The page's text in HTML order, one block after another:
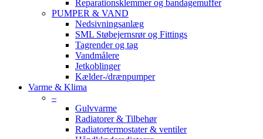
Reparationsklemmer og bandagemuffer
PUMPER & VAND
Nedsivningsanlæg
SML Støbejernsrør og Fittings
Tagrender og tag
Vandmålere
Jetkoblinger
Kælder-/drænpumper
Varme & Klima
–
Gulvvarme
Radiatorer & Tilbehør
Radiatortermostater & ventiler